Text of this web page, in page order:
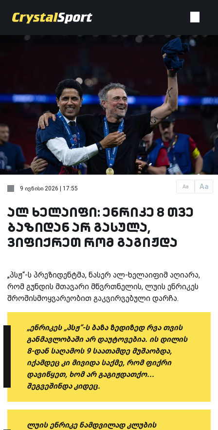
Aa Aa
9 ივნისი 2026 | 17:55
ალ ხელაიფი: ენრიკე 8 თვე
ბაზიდან არ გასულა,
ვიფიქრეთ რომ გაგიჟდა
„პსჟ“-ს პრეზიდენტმა, ნასერ ალ-ხელაიფიმ აღიარა,
რომ გუნდის მთავარი მწვრთნელის, ლუის ენრიკეს
შრომისმოყვარეობით გაკვირვებული დარჩა.
„ენრიკეს „პსჟ“-ს ბაზა ზედიზედ რვა თვის
განმავლობაში არ დაუტოვებია. ის დილის
8-დან საღამოს 9 საათამდე მუშაობდა,
იქამდეც კი მივიდა საქმე, რომ ფიქრი
დავიწყეთ, ხომ არ გაგიჟდათქო...
შეგვეშინდა კიდეც.
ლუის ენრიკე ნამდვილად კლუბის